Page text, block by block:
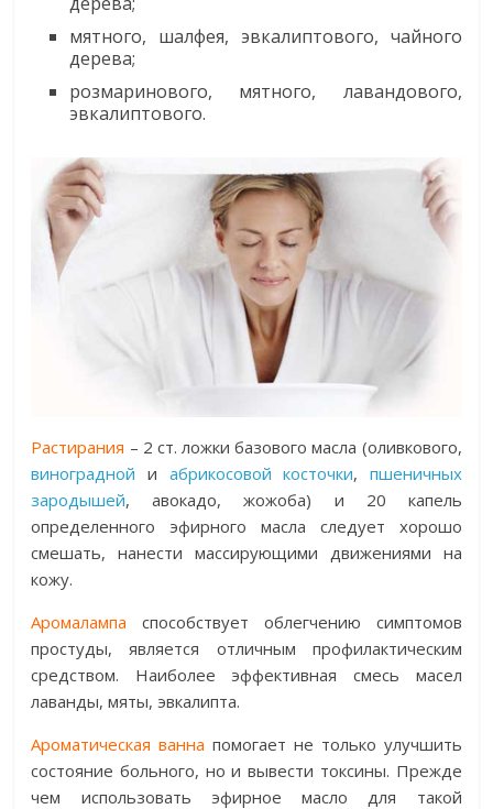
мятного, шалфея, эвкалиптового, чайного
дерева;
розмаринового, мятного, лавандового,
эвкалиптового.
Растирания – 2 ст. ложки базового масла (оливкового,
виноградной и абрикосовой косточки, пшеничных
зародышей, авокадо, жожоба) и 20 капель
определенного эфирного масла следует хорошо
смешать, нанести массирующими движениями на
кожу.
Аромалампа способствует облегчению симптомов
простуды, является отличным профилактическим
средством. Наиболее эффективная смесь масел
лаванды, мяты, эвкалипта.
Ароматическая ванна помогает не только улучшить
состояние больного, но и вывести токсины. Прежде
чем использовать эфирное масло для такой